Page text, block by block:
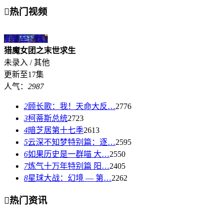
热门视频
更新至17集1
猎魔女团之末世求生
未录入 / 其他
更新至17集
人气： 2987
2顾长歌：我！天命大反…2776
3柯蒂斯总统2723
4暗芝居第十七季2613
5云深不知梦特别篇：逐…2595
6如果历史是一群喵 大…2550
7炼气十万年特别篇 阳…2405
8星球大战：幻境 — 第…2262
热门资讯